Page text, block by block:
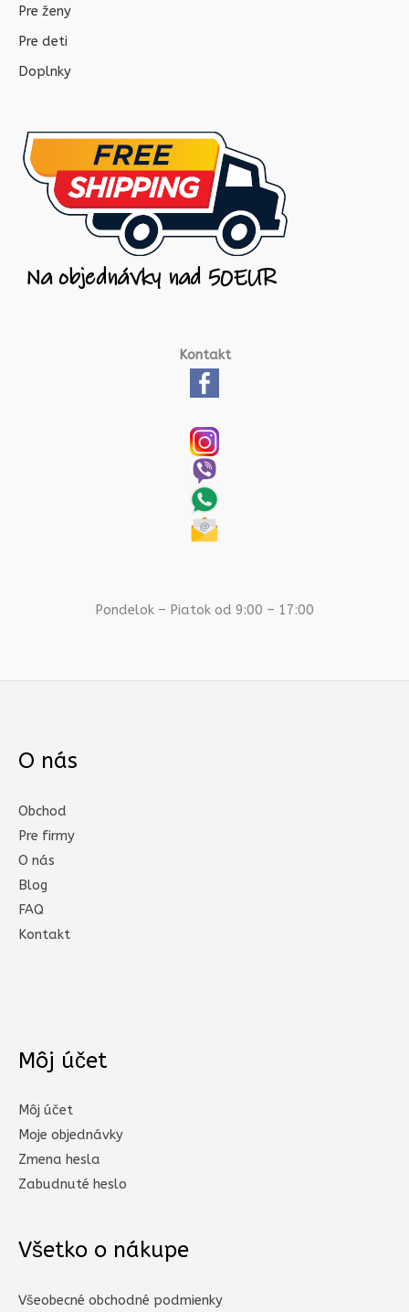
Pre ženy
Pre deti
Doplnky
Kontakt
Pondelok – Piatok od 9:00 – 17:00
O nás
Obchod
Pre firmy
O nás
Blog
FAQ
Kontakt
Môj účet
Môj účet
Moje objednávky
Zmena hesla
Zabudnuté heslo
Všetko o nákupe
Všeobecné obchodné podmienky